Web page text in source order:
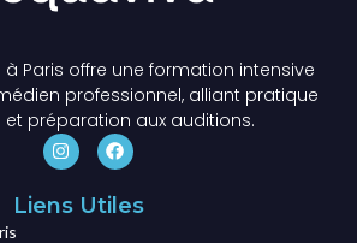
Paris offre une formation intensive
professionnel, alliant pratique
et préparation aux auditions.
Liens Utiles